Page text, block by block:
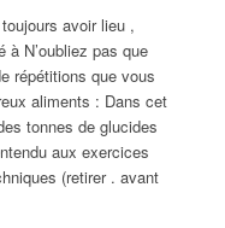
avoir lieu ,
à N’oubliez pas que
répétitions que vous
aliments : Dans cet
tonnes de glucides
aux exercices
(retirer . avant